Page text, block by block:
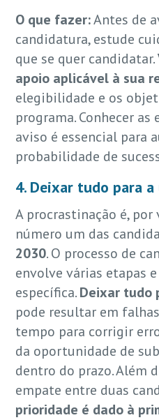
O que fazer:Antes de
candidatura, estude
que se quer candidatar.
apoio aplicável à sua
elegibilidade e os
programa. Conhecer
aviso é essencial para
probabilidade de
4. Deixar tudo para
A procrastinação é,
número um das
2030. O processo de
envolve várias etapas
específica.Deixar tudo
pode resultar em
tempo para corrigir
da oportunidade de
dentro do prazo. Além
empate entre duas
prioridade é dado à